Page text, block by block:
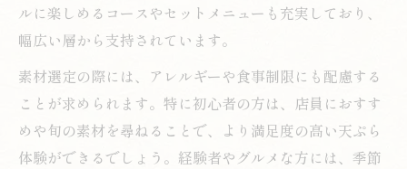
ルに楽しめるコースやセットメニューも充実しており、
幅広い層から支持されています。
素材選定の際には、アレルギーや食事制限にも配慮する
ことが求められます。特に初心者の方は、店員におすす
めや旬の素材を尋ねることで、より満足度の高い天ぷら
体験ができるでしょう。経験者やグルメな方には、季節